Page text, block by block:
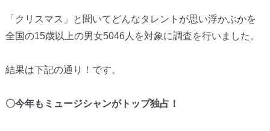
「クリスマス」
と聞いてどんなタレントが思い浮かぶかを
全国の15歳以上の男女5046人を対象に調査を行いました。
結果は下記の通り！です。
〇今年もミュージシャンがトップ独占！